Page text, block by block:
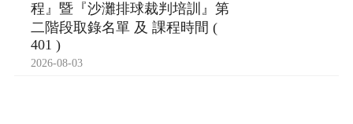
程』暨『沙灘排球裁判培訓』第
二階段取錄名單 及 課程時間 (
401 )
2026-08-03